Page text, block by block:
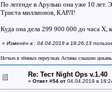
По легенде в Арулько она уже 10
Триста миллионов, КАРЛ!
Куда она дела 299 900 000 до часа Х,
« Изменён в : 04.04.2019 в 18:26:13
Ночью в тёмных переулках Астаны слышно
Re: Тест Night Ops v.1.40
« Ответ #54 от04.04.2019 в